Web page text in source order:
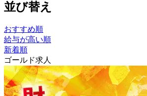
並び替え
おすすめ順
給与が高い順
新着順
ゴールド求人